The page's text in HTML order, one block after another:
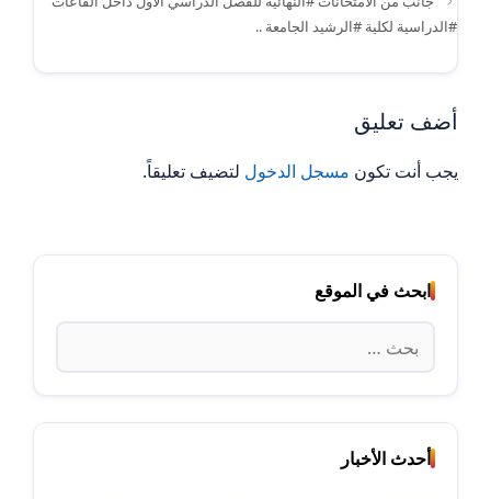
#الدراسية لكلية #الرشيد الجامعة ..
أضف تعليق
يجب أنت تكون مسجل الدخول لتضيف تعليقاً.
ابحث في الموقع
البحث
عن:
أحدث الأخبار